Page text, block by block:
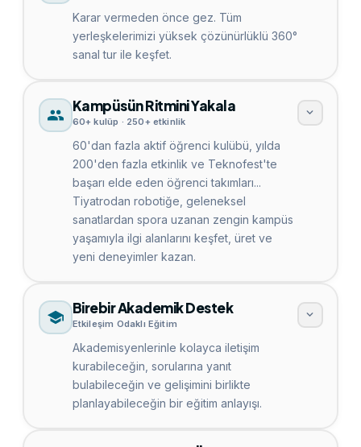
Karar vermeden önce gez. Tüm
yerleşkelerimizi yüksek çözünürlüklü 360°
sanal tur ile keşfet.
Kampüsün Ritmini Yakala
60+ kulüp · 250+ etkinlik
60'dan fazla aktif öğrenci kulübü, yılda
200'den fazla etkinlik ve Teknofest'te
başarı elde eden öğrenci takımları...
Tiyatrodan robotiğe, geleneksel
sanatlardan spora uzanan zengin kampüs
yaşamıyla ilgi alanlarını keşfet, üret ve
yeni deneyimler kazan.
Birebir Akademik Destek
Etkileşim Odaklı Eğitim
Akademisyenlerinle kolayca iletişim
kurabileceğin, sorularına yanıt
bulabileceğin ve gelişimini birlikte
planlayabileceğin bir eğitim anlayışı.